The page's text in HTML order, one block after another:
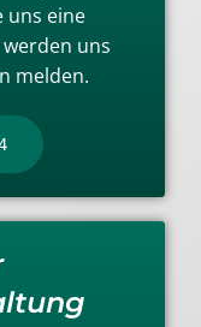
uns eine
uns
melden.